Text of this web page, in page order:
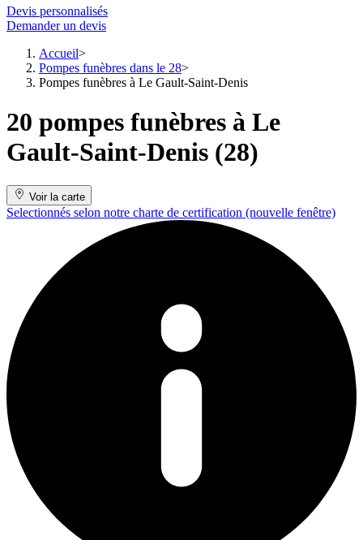
Devis personnalisés
Demander un devis
Accueil
Pompes funèbres dans le 28
Pompes funèbres à Le Gault-Saint-Denis
20 pompes funèbres à Le
Gault-Saint-Denis (28)
Voir la carte
Selectionnés selon notre charte de certification (nouvelle fenêtre)